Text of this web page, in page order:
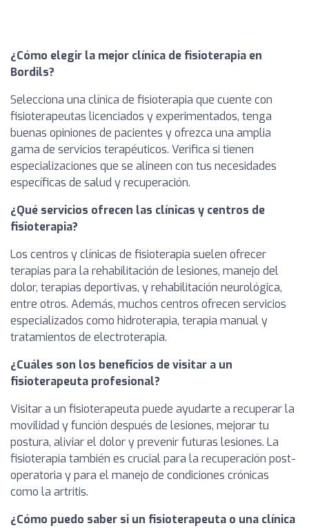
¿Cómo elegir la mejor clínica de fisioterapia en
Bordils?
Selecciona una clínica de fisioterapia que cuente con
fisioterapeutas licenciados y experimentados, tenga
buenas opiniones de pacientes y ofrezca una amplia
gama de servicios terapéuticos. Verifica si tienen
especializaciones que se alineen con tus necesidades
específicas de salud y recuperación.
¿Qué servicios ofrecen las clínicas y centros de
fisioterapia?
Los centros y clínicas de fisioterapia suelen ofrecer
terapias para la rehabilitación de lesiones, manejo del
dolor, terapias deportivas, y rehabilitación neurológica,
entre otros. Además, muchos centros ofrecen servicios
especializados como hidroterapia, terapia manual y
tratamientos de electroterapia.
¿Cuáles son los beneficios de visitar a un
fisioterapeuta profesional?
Visitar a un fisioterapeuta puede ayudarte a recuperar la
movilidad y función después de lesiones, mejorar tu
postura, aliviar el dolor y prevenir futuras lesiones. La
fisioterapia también es crucial para la recuperación post-
operatoria y para el manejo de condiciones crónicas
como la artritis.
¿Cómo puedo saber si un fisioterapeuta o una clínica